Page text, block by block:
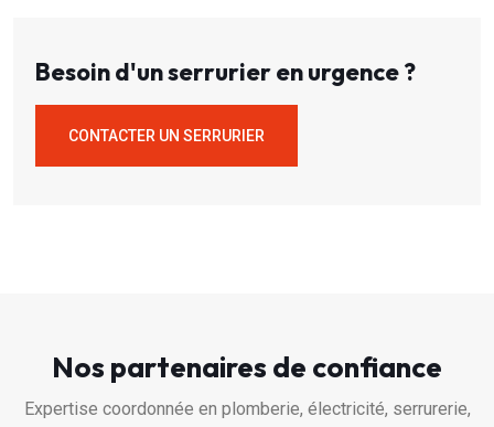
Besoin d'un serrurier en urgence ?
CONTACTER UN SERRURIER
Nos partenaires de confiance
Expertise coordonnée en plomberie, électricité, serrurerie,